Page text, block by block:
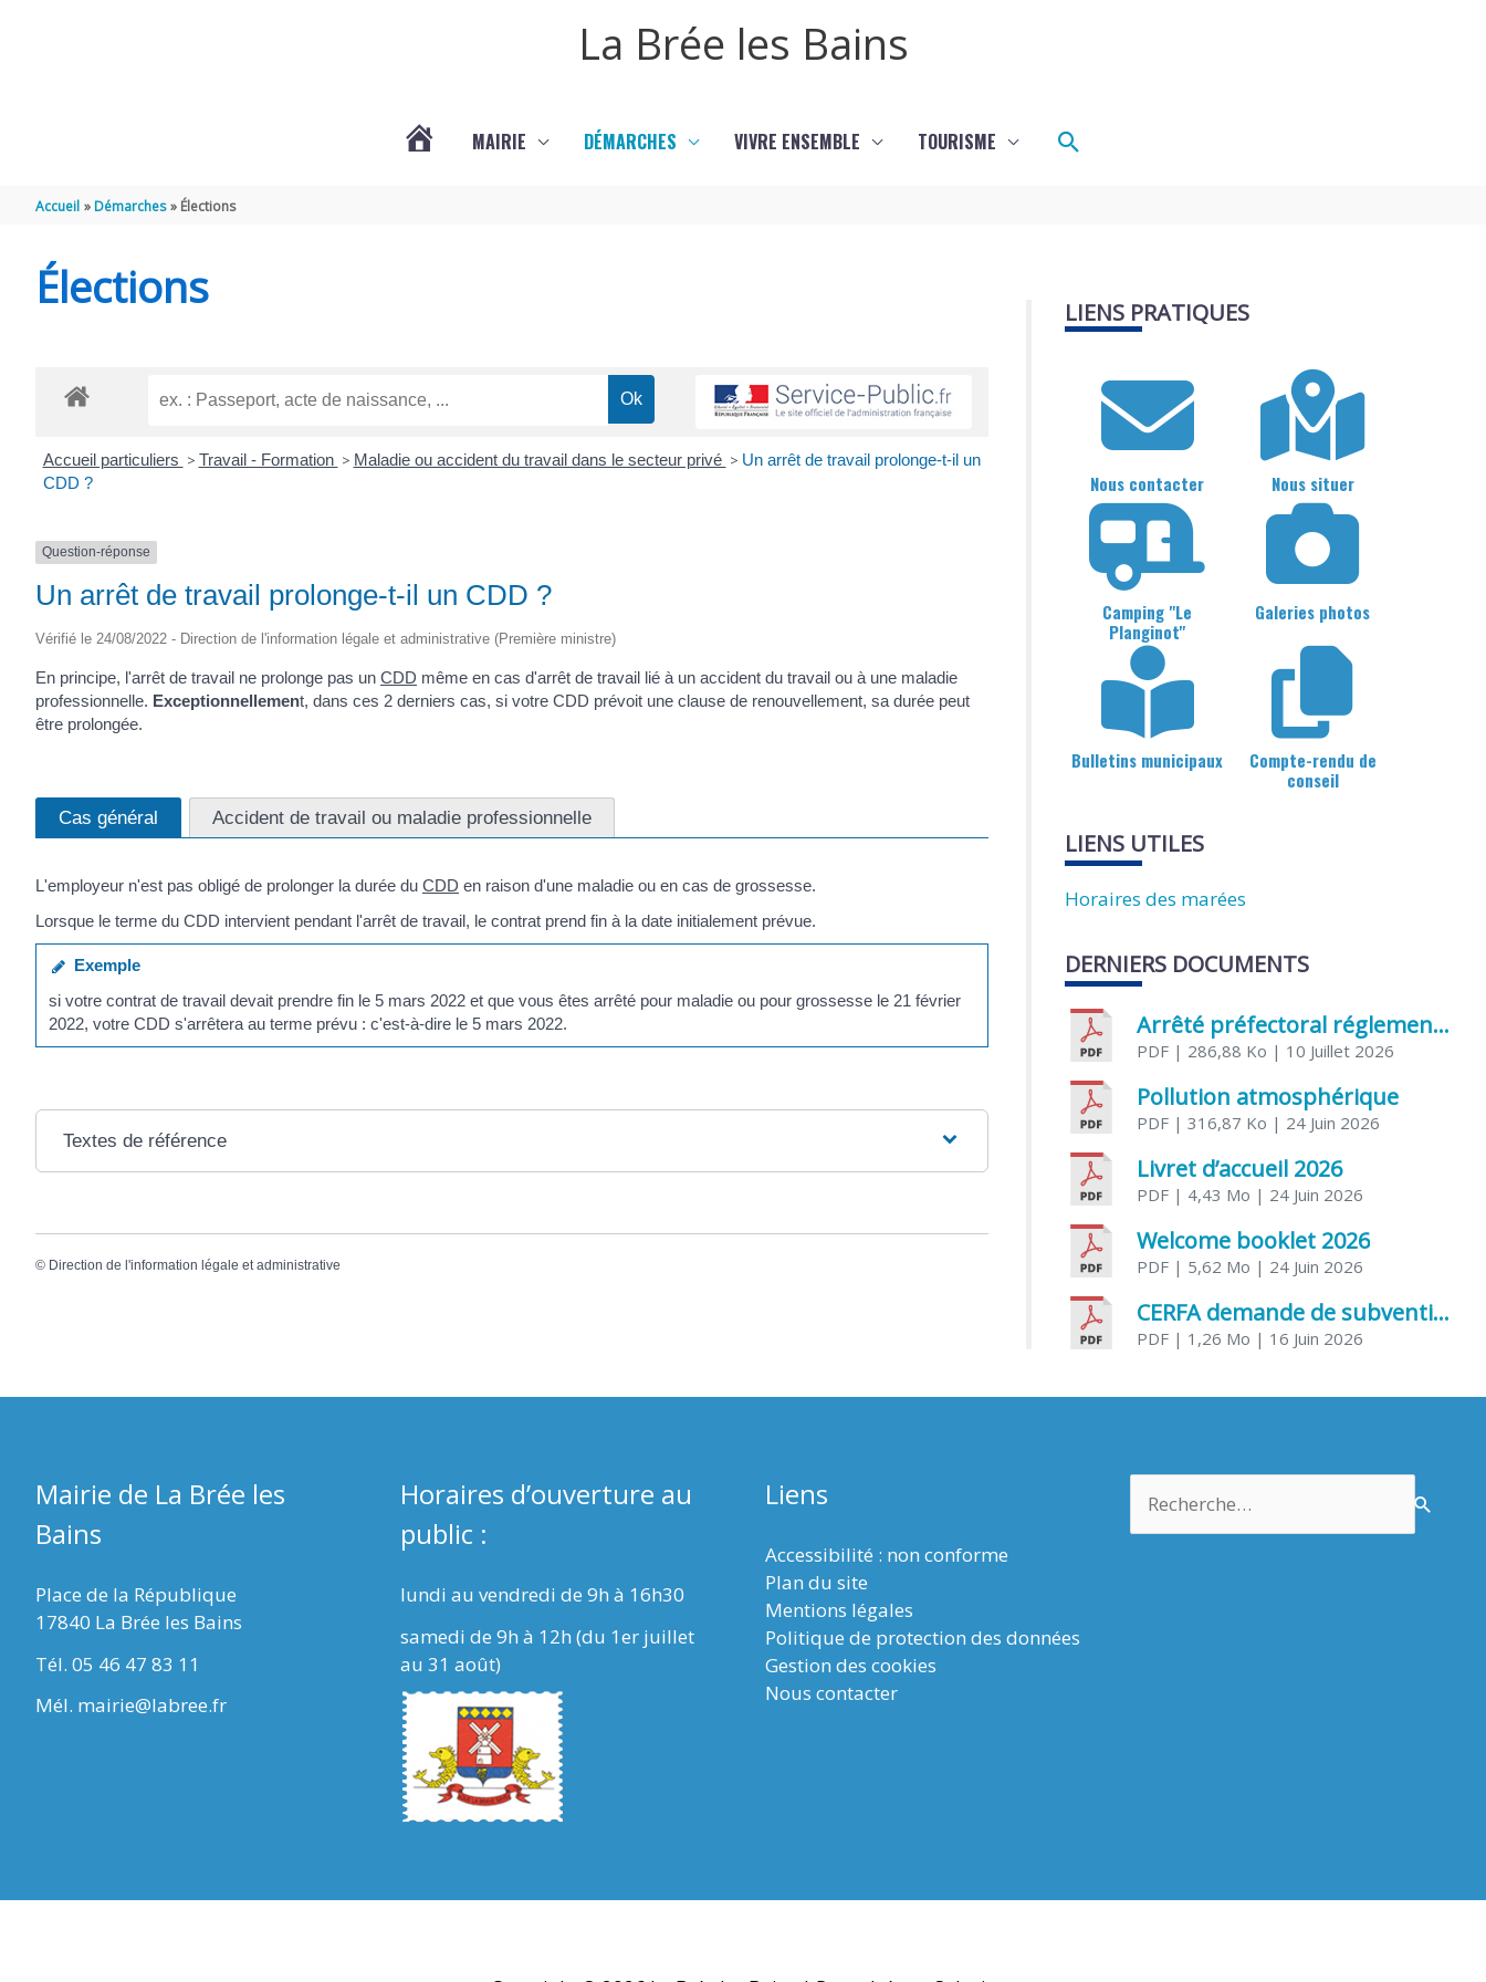
La Brée les Bains
MAIRIE DÉMARCHES VIVRE ENSEMBLE TOURISME Rechercher
Accueil Démarches Élections
Élections
Accueil particuliers > Travail - Formation > Maladie ou accident du travail dans le secteur privé > Un arrêt de travail prolonge-t-il un
CDD ?
Question-réponse
Un arrêt de travail prolonge-t-il un CDD ?
Vérifié le 24/08/2022 - Direction de l'information légale et administrative (Première ministre)
En principe, l'arrêt de travail ne prolonge pas un CDD même en cas d'arrêt de travail lié à un accident du travail ou à une maladie
professionnelle. Exceptionnellement, dans ces 2 derniers cas, si votre CDD prévoit une clause de renouvellement, sa durée peut
être prolongée.
Cas général Accident de travail ou maladie professionnelle
L'employeur n'est pas obligé de prolonger la durée du CDD en raison d'une maladie ou en cas de grossesse.
Lorsque le terme du CDD intervient pendant l'arrêt de travail, le contrat prend fin à la date initialement prévue.
Exemple
si votre contrat de travail devait prendre fin le 5 mars 2022 et que vous êtes arrêté pour maladie ou pour grossesse le 21 février
2022, votre CDD s'arrêtera au terme prévu : c'est-à-dire le 5 mars 2022.
Textes de référence
© Direction de l'information légale et administrative
LIENS PRATIQUES
Nous contacter Nous situer
Camping "Le
Planginot"
Galeries photos
Bulletins municipaux
Compte-rendu de
conseil
LIENS UTILES
Horaires des marées
DERNIERS DOCUMENTS
Arrêté préfectoral réglementant l’usage de l’eau
PDF | 286,88 Ko | 10 Juillet 2026
Pollution atmosphérique
PDF | 316,87 Ko | 24 Juin 2026
Livret d’accueil 2026
PDF | 4,43 Mo | 24 Juin 2026
Welcome booklet 2026
PDF | 5,62 Mo | 24 Juin 2026
CERFA demande de subvention association
PDF | 1,26 Mo | 16 Juin 2026
Mairie de La Brée les
Bains
Place de la République
17840 La Brée les Bains
Tél. 05 46 47 83 11
Mél. mairie@labree.fr
Horaires d’ouverture au
public :
lundi au vendredi de 9h à 16h30
samedi de 9h à 12h (du 1er juillet
au 31 août)
Liens
Accessibilité : non conforme
Plan du site
Mentions légales
Politique de protection des données
Gestion des cookies
Nous contacter